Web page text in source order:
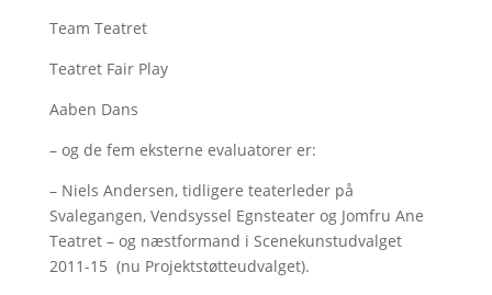
Team Teatret
Teatret Fair Play
Aaben Dans
– og de fem eksterne evaluatorer er:
– Niels Andersen, tidligere teaterleder på
Svalegangen, Vendsyssel Egnsteater og Jomfru Ane
Teatret – og næstformand i Scenekunstudvalget
2011-15 (nu Projektstøtteudvalget).